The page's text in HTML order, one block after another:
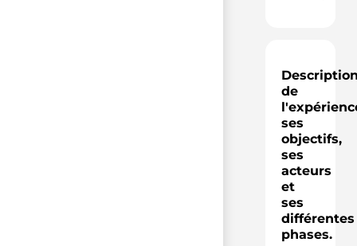
de
ses
objectifs,
ses
acteurs
et
ses
différentes
phases.